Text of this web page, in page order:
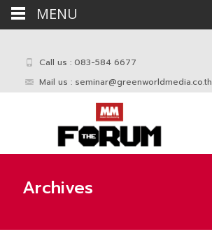
Call us : 083-584 6677
Mail us : seminar@greenworldmedia.co.th
Archives
MENU